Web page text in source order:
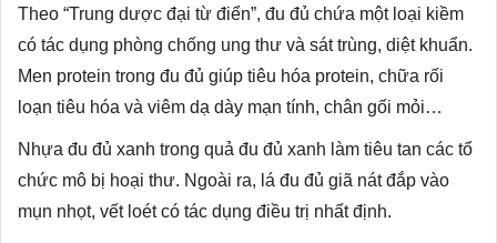
Theo “Trung dược đại từ điển”, đu đủ chứa một loại kiềm
có tác dụng phòng chống ung thư và sát trùng, diệt khuẩn.
Men protein trong đu đủ giúp tiêu hóa protein, chữa rối
loạn tiêu hóa và viêm dạ dày mạn tính, chân gối mỏi…
Nhựa đu đủ xanh trong quả đu đủ xanh làm tiêu tan các tổ
chức mô bị hoại thư. Ngoài ra, lá đu đủ giã nát đắp vào
mụn nhọt, vết loét có tác dụng điều trị nhất định.